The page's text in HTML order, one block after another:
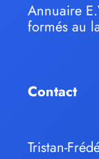
Annuaire
formés au
Contact
Tristan-